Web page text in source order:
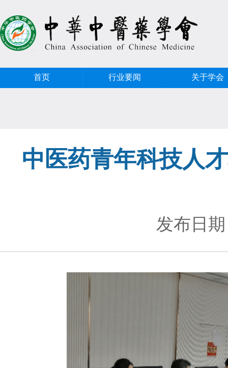
首页 行业要闻 关于学会
中医药青年科技人
发布日